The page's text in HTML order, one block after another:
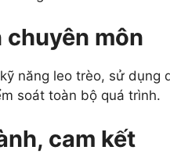
chuyên môn
năng leo trèo, sử dụng
soát toàn bộ quá trình.
cam kết